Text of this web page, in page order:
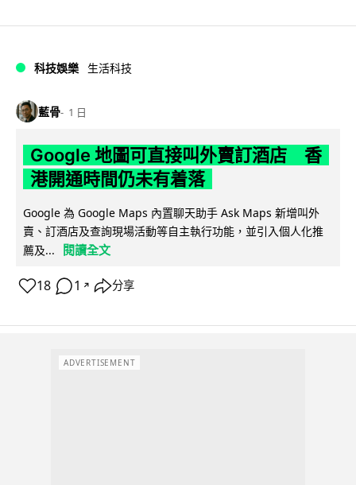
科技娛樂 生活科技
藍骨 1 日
Google 地圖可直接叫外賣訂酒店 香
港開通時間仍未有着落
Google 為 Google Maps 內置聊天助手 Ask Maps 新增叫外
賣、訂酒店及查詢現場活動等自主執行功能，並引入個人化推
薦及...
閱讀全文
18 1 ↗ 分享
ADVERTISEMENT